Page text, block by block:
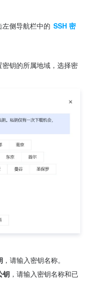
左侧导航栏中的 SSH 密
密钥的所属地域，选择密
，请输入密钥名称。
钥，请输入密钥名称和已